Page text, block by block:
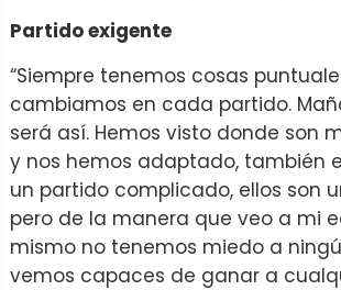
Partido exigente
“Siempre tenemos cosas
cambiamos en cada partido.
será así. Hemos visto donde son
y nos hemos adaptado, también
un partido complicado, ellos son
pero de la manera que veo a mi
mismo no tenemos miedo a
vemos capaces de ganar a